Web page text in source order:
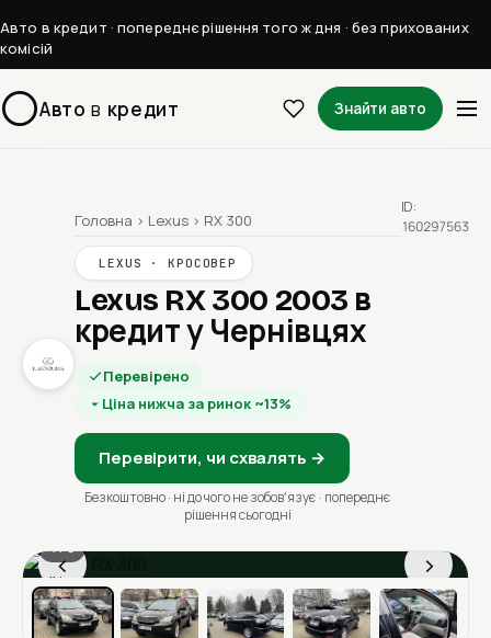
Авто в кредит · попереднє рішення того ж дня · без прихованих
комісій
Авто в кредит Знайти авто
Головна › Lexus › RX 300
LEXUS · КРОСОВЕР
Lexus RX 300 2003 в
кредит у Чернівцях
Перевірено
Ціна нижча за ринок ~13%
Перевірити, чи схвалять →
Безкоштовно · ні до чого не зобовʼязує · попереднє
рішення сьогодні
ID:
160297563
‹ ›
1 / 6
Ціна в місяць